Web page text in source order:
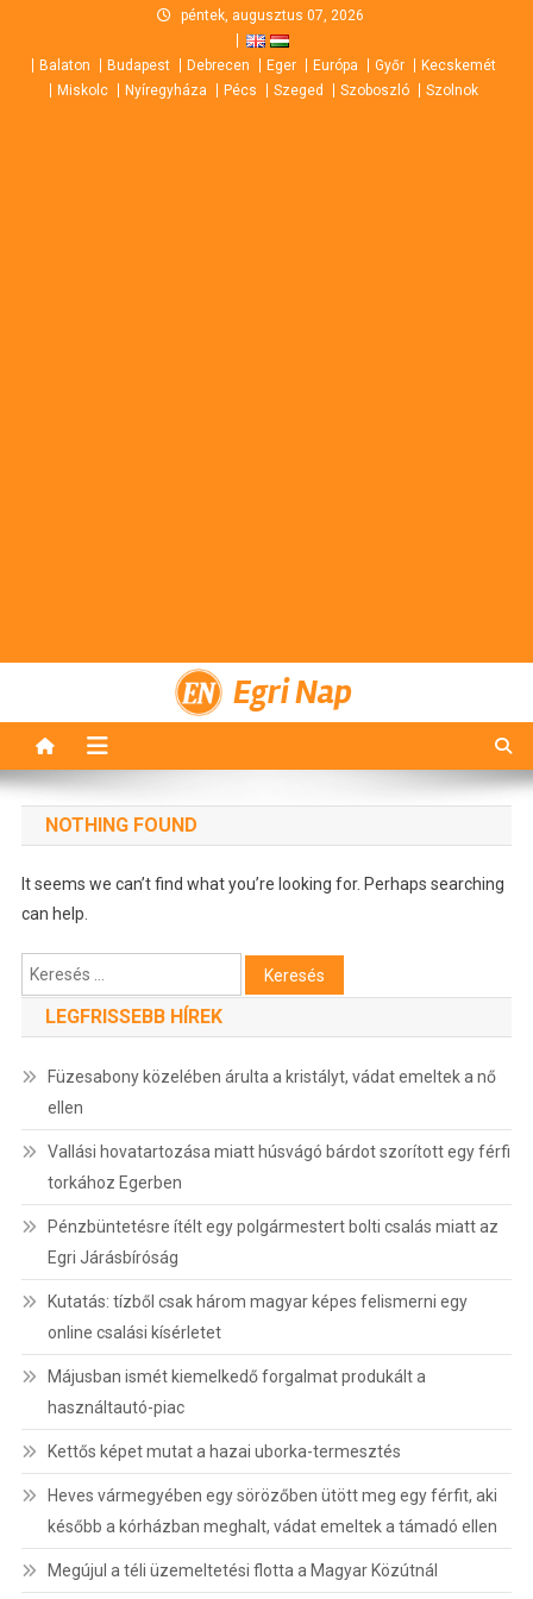
content
péntek, augusztus 07, 2026
Balaton Budapest Debrecen Eger Európa Győr
Kecskemét
Miskolc
Nyíregyháza Pécs Szeged Szoboszló Szolnok
Egri Nap
NOTHING FOUND
It seems we can’t find what you’re looking for. Perhaps searching
can help.
Keresés:
LEGFRISSEBB HÍREK
Füzesabony közelében árulta a kristályt, vádat emeltek a nő
ellen
Vallási hovatartozása miatt húsvágó bárdot szorított egy férfi
torkához Egerben
Pénzbüntetésre ítélt egy polgármestert bolti csalás miatt az
Egri Járásbíróság
Kutatás: tízből csak három magyar képes felismerni egy
online csalási kísérletet
Májusban ismét kiemelkedő forgalmat produkált a
használtautó-piac
Kettős képet mutat a hazai uborka-termesztés
Heves vármegyében egy sörözőben ütött meg egy férfit, aki
később a kórházban meghalt, vádat emeltek a támadó ellen
Megújul a téli üzemeltetési flotta a Magyar Közútnál